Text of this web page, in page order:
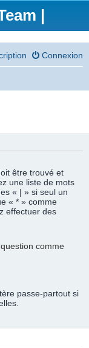
|
Connexion
être trouvé et
une liste de mots
« | » si seul un
« * » comme
effectuer des
comme
passe-partout si